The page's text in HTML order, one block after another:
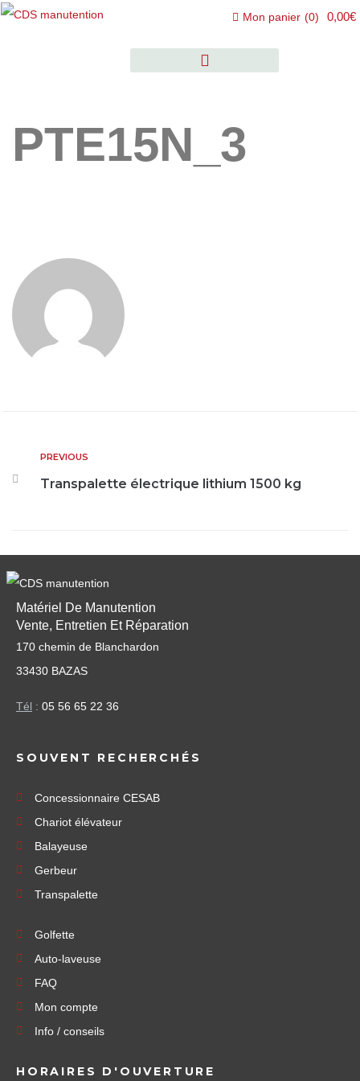
Mon panier (0) 0,00€
PTE15N_3
PREVIOUS
Transpalette électrique lithium 1500 kg
Matériel De Manutention
Vente, Entretien Et Réparation
170 chemin de Blanchardon
33430 BAZAS
Tél : 05 56 65 22 36
SOUVENT RECHERCHÉS
Concessionnaire CESAB
Chariot élévateur
Balayeuse
Gerbeur
Transpalette
Golfette
Auto-laveuse
FAQ
Mon compte
Info / conseils
HORAIRES D'OUVERTURE